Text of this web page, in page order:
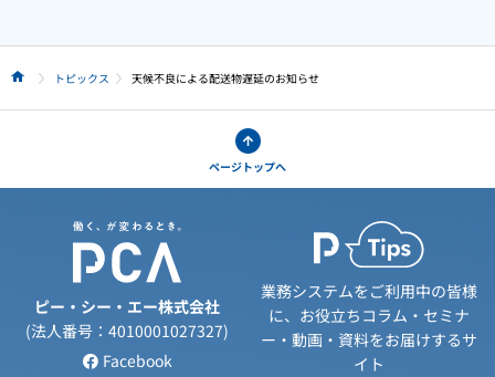
HOME トピックス 天候不良による配送物遅延のお知らせ
ページトップへ
ピー・シー・エー株式会社
(法人番号：4010001027327)
Facebook
業務システムをご利用中の皆様
に、お役立ちコラム・セミナ
ー・動画・資料をお届けするサ
イト